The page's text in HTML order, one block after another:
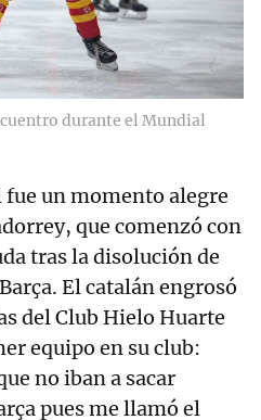
durante el Mundial
un momento alegre
que comenzó con
tras la disolución de
El catalán engrosó
del Club Hielo Huarte
equipo en su club:
no iban a sacar
pues me llamó el